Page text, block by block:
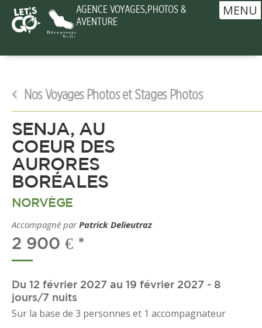
AGENCE VOYAGES,PHOTOS &
AVENTURE
MENU
Nos Voyages Photos et Stages Photos
SENJA, AU
COEUR DES
AURORES
BORÉALES
NORVÈGE
Accompagné parPatrick Delieutraz
2 900 € *
Du 12 février 2027 au 19 février 2027 - 8
jours/7 nuits
Sur la base de 3 personnes et 1 accompagnateur